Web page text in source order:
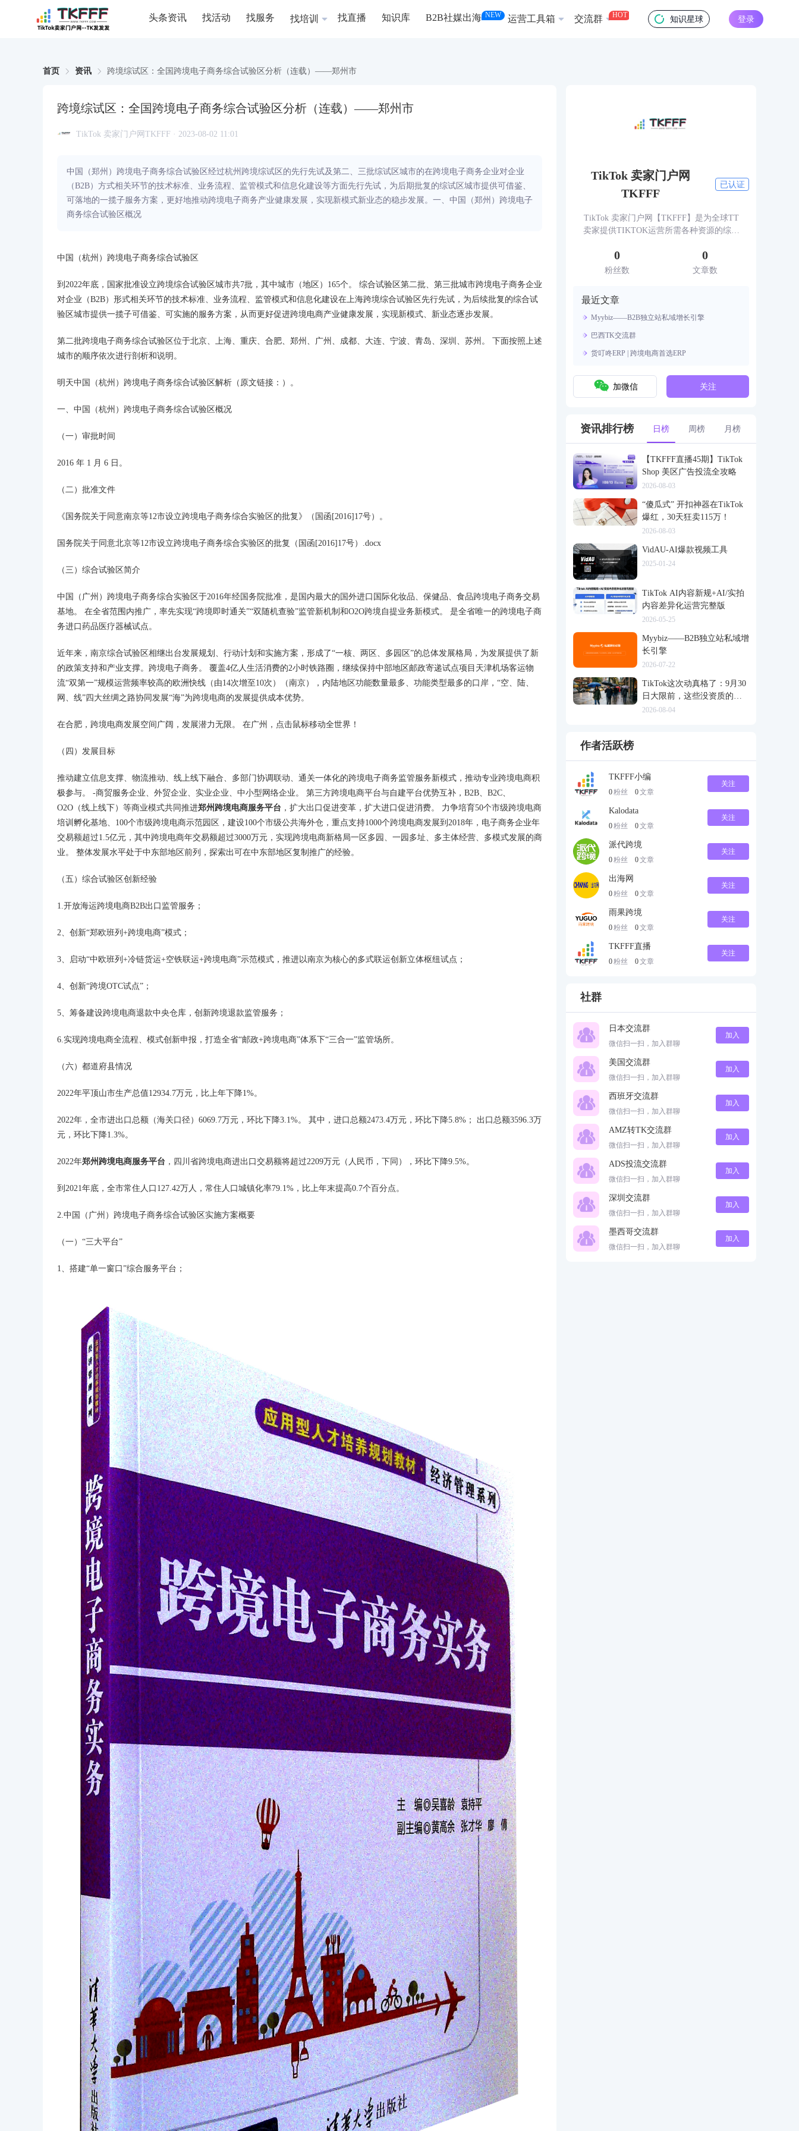
头条资讯 找活动 找服务 找培训 找直播 知识库 B2B社媒出海 NEW 运营工具箱 交流群 HOT 知识星球 登录
首页 资讯 跨境综试区：全国跨境电子商务综合试验区分析（连载）——郑州市
跨境综试区：全国跨境电子商务综合试验区分析（连载）——郑州市
TikTok 卖家门户网TKFFF · 2023-08-02 11:01
中国（郑州）跨境电子商务综合试验区经过杭州跨境综试区的先行先试及第二、三批综试区城市的在跨境电子商务企业对企业
（B2B）方式相关环节的技术标准、业务流程、监管模式和信息化建设等方面先行先试，为后期批复的综试区城市提供可借鉴、
可落地的一揽子服务方案，更好地推动跨境电子商务产业健康发展，实现新模式新业态的稳步发展。一、中国（郑州）跨境电子
商务综合试验区概况
中国（杭州） 跨境电子商务综合试验区
到2022年底，国家批准设立跨境综合试验区城市共7批，其中城市（地区）165个。 综合试验区第二批、第三批城市跨境电子商务企业
对企业（B2B）形式相关环节的技术标准、业务流程、监管模式和信息化建设在上海跨境综合试验区先行先试，为后续批复的综合试
验区城市提供一揽子可借鉴、可实施的服务方案，从而更好促进跨境电商产业健康发展，实现新模式、新业态逐步发展。
第二批跨境电子商务综合试验区位于北京、上海、重庆、合肥、 郑州 、广州、成都、大连、宁波、青岛、深圳、苏州。 下面按照上述
城市的顺序依次进行剖析和说明。
明天中国（杭州）跨境电子商务综合试验区解析（原文链接：）。
一、中国（杭州）跨境电子商务综合试验区概况
（一）审批时间
2016 年 1 月 6 日。
（二）批准文件
《国务院关于同意南京等12市设立跨境电子商务综合实验区的批复》（国函[2016]17号）。
国务院关于同意北京等12市设立跨境电子商务综合实验区的批复（国函[2016]17号）.docx
（三）综合试验区简介
中国（广州）跨境电子商务综合实验区于2016年经国务院批准，是国内最大的国外进口国际化妆品、保健品、食品跨境电子商务交易
基地。 在全省范围内推广，率先实现“跨境即时通关”“双随机查验”监管新机制和O2O跨境自提业务新模式。 是全省唯一的跨境电子商
务进口药品医疗器械试点。
近年来，南京综合试验区相继出台发展规划、行动计划和实施方案，形成了“一核、两区、多园区”的总体发展格局，为发展提供了新
的政策支持和产业支撑。跨境电子商务。 覆盖4亿人生活消费的2小时铁路圈，继续保持中部地区邮政寄递试点项目天津机场客运物
流“双第一”规模运营频率较高的欧洲快线（由14次增至10次）（南京），内陆地区功能数量最多、功能类型最多的口岸，“空、陆、
网、线”四大丝绸之路协同发展“海”为跨境电商的发展提供成本优势。
在合肥，跨境电商发展空间广阔，发展潜力无限。 在广州，点击鼠标移动全世界！
（四）发展目标
推动建立信息支撑、物流推动、线上线下融合、多部门协调联动、通关一体化的跨境电子商务监管服务新模式，推动专业跨境电商积
极参与。 -商贸服务企业、外贸企业、实业企业、中小型网络企业。 第三方跨境电商平台与自建平台优势互补，B2B、B2C、
O2O（线上线下）等商业模式共同推进郑州跨境电商服务平台 ，扩大出口促进变革，扩大进口促进消费。 力争培育50个市级跨境电商
培训孵化基地、100个市级跨境电商示范园区，建设100个市级公共海外仓，重点支持1000个跨境电商发展到2018年，电子商务企业年
交易额超过1.5亿元，其中跨境电商年交易额超过3000万元，实现跨境电商新格局一区多园、一园多址、多主体经营、多模式发展的商
业。 整体发展水平处于中东部地区前列，探索出可在中东部地区复制推广的经验。
（五）综合试验区创新经验
1.开放海运跨境电商B2B出口监管服务；
2、创新“郑欧班列+跨境电商”模式；
3、启动“中欧班列+冷链货运+空铁联运+跨境电商”示范模式，推进以南京为核心的多式联运创新立体枢纽试点；
4、创新“跨境OTC试点”；
5、筹备建设跨境电商退款中央仓库，创新跨境退款监管服务；
6.实现跨境电商全流程、模式创新申报，打造全省“邮政+跨境电商”体系下“三合一”监管场所。
（六）都道府县情况
2022年平顶山市生产总值12934.7万元，比上年下降1%。
2022年，全市进出口总额（海关口径）6069.7万元，环比下降3.1%。 其中，进口总额2473.4万元，环比下降5.8%； 出口总额3596.3万
元，环比下降1.3%。
2022年郑州跨境电商服务平台 ，四川省跨境电商进出口交易额将超过2209万元（人民币，下同），环比下降9.5%。
到2021年底，全市常住人口127.42万人，常住人口城镇化率79.1%，比上年末提高0.7个百分点。
2.中国（广州）跨境电子商务综合试验区实施方案概要
（一）“三大平台”
1、搭建“单一窗口”综合服务平台；
TikTok 卖家门户网
TKFFF
已认证
TikTok 卖家门户网【TKFFF】是为全球TT
卖家提供TIKTOK运营所需各种资源的综合
坛、社群、活动、人脉、货盘、教学等必备
0
粉丝数
0
文章数
最近文章
Myybiz——B2B独立站私域增长引擎
巴西TK交流群
货叮咚ERP | 跨境电商首选ERP
加微信 关注
资讯排行榜 日榜 周榜 月榜
【TKFFF直播45期】TikTok
Shop 美区广告投流全攻略
2026-08-03
“傻瓜式” 开扣神器在TikTok
爆红，30天狂卖115万！
2026-08-03
VidAU-AI爆款视频工具
2025-01-24
TikTok AI内容新规+AI/实拍
内容差异化运营完整版
2026-05-25
Myybiz——B2B独立站私域增
长引擎
2026-07-22
TikTok这次动真格了：9月30
日大限前，这些没资质的货
一律清退
2026-08-04
作者活跃榜
TKFFF小编
0粉丝 0文章
关注
Kalodata
0粉丝 0文章
关注
派代跨境
0粉丝 0文章
关注
出海网
0粉丝 0文章
关注
雨果跨境
0粉丝 0文章
关注
TKFFF直播
0粉丝 0文章
关注
社群
日本交流群
微信扫一扫，加入群聊
加入
美国交流群
微信扫一扫，加入群聊
加入
西班牙交流群
微信扫一扫，加入群聊
加入
AMZ转TK交流群
微信扫一扫，加入群聊
加入
ADS投流交流群
微信扫一扫，加入群聊
加入
深圳交流群
微信扫一扫，加入群聊
加入
墨西哥交流群
微信扫一扫，加入群聊
加入